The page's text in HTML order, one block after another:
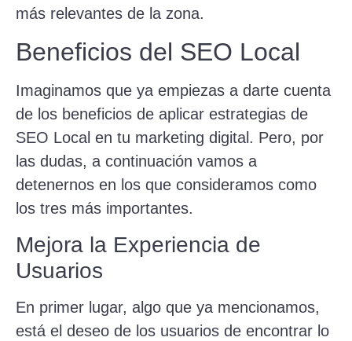
más relevantes de la zona.
Beneficios del SEO Local
Imaginamos que ya empiezas a darte cuenta
de los beneficios de aplicar estrategias de
SEO Local en tu marketing digital. Pero, por
las dudas, a continuación vamos a
detenernos en los que consideramos como
los tres más importantes.
Mejora la Experiencia de
Usuarios
En primer lugar, algo que ya mencionamos,
está el deseo de los usuarios de encontrar lo